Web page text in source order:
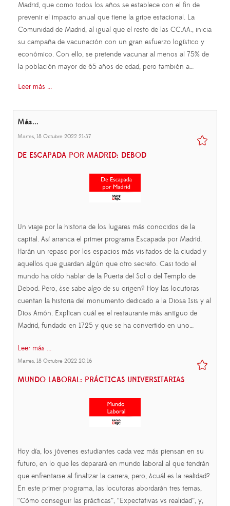
Madrid, que como todos los años se establece con el fin de
prevenir el impacto anual que tiene la gripe estacional. La
Comunidad de Madrid, al igual que el resto de las CC.AA., inicia
su campaña de vacunación con un gran esfuerzo logístico y
económico. Con ello, se pretende vacunar al menos al 75% de
la población mayor de 65 años de edad, pero también a…
Leer más ...
Más...
Martes, 18 Octubre 2022 21:37
DE ESCAPADA POR MADRID: DEBOD
Un viaje por la historia de los lugares más conocidos de la
capital. Así arranca el primer programa Escapada por Madrid.
Harán un repaso por los espacios más visitados de la ciudad y
aquellos que guardan algún que otro secreto. Casi todo el
mundo ha oído hablar de la Puerta del Sol o del Templo de
Debod. Pero, ¿se sabe algo de su origen? Hoy las locutoras
cuentan la historia del monumento dedicado a la Diosa Isis y al
Dios Amón. Explican cuál es el restaurante más antiguo de
Madrid, fundado en 1725 y que se ha convertido en uno…
Leer más ...
Martes, 18 Octubre 2022 20:16
MUNDO LABORAL: PRÁCTICAS UNIVERSITARIAS
Hoy día, los jóvenes estudiantes cada vez más piensan en su
futuro, en lo que les deparará en mundo laboral al que tendrán
que enfrentarse al finalizar la carrera, pero, ¿cuál es la realidad?
En este primer programa, las locutoras abordarán tres temas,
“Cómo conseguir las prácticas”, “Expectativas vs realidad”, y,